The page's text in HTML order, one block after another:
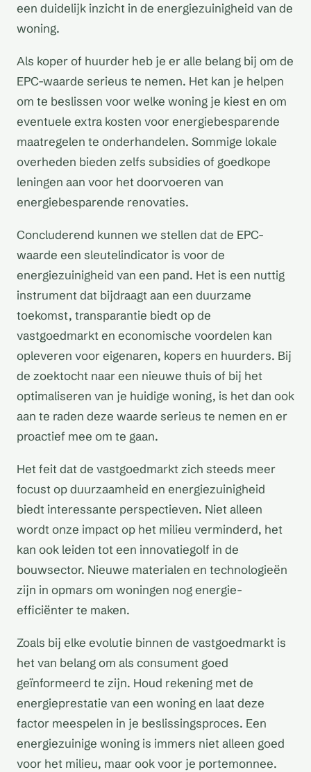
een duidelijk inzicht in de energiezuinigheid van de
woning.
Als koper of huurder heb je er alle belang bij om de
EPC-waarde serieus te nemen. Het kan je helpen
om te beslissen voor welke woning je kiest en om
eventuele extra kosten voor energiebesparende
maatregelen te onderhandelen. Sommige lokale
overheden bieden zelfs subsidies of goedkope
leningen aan voor het doorvoeren van
energiebesparende renovaties.
Concluderend kunnen we stellen dat de EPC-
waarde een sleutelindicator is voor de
energiezuinigheid van een pand. Het is een nuttig
instrument dat bijdraagt aan een duurzame
toekomst, transparantie biedt op de
vastgoedmarkt en economische voordelen kan
opleveren voor eigenaren, kopers en huurders. Bij
de zoektocht naar een nieuwe thuis of bij het
optimaliseren van je huidige woning, is het dan ook
aan te raden deze waarde serieus te nemen en er
proactief mee om te gaan.
Het feit dat de vastgoedmarkt zich steeds meer
focust op duurzaamheid en energiezuinigheid
biedt interessante perspectieven. Niet alleen
wordt onze impact op het milieu verminderd, het
kan ook leiden tot een innovatiegolf in de
bouwsector. Nieuwe materialen en technologieën
zijn in opmars om woningen nog energie-
efficiënter te maken.
Zoals bij elke evolutie binnen de vastgoedmarkt is
het van belang om als consument goed
geïnformeerd te zijn. Houd rekening met de
energieprestatie van een woning en laat deze
factor meespelen in je beslissingsproces. Een
energiezuinige woning is immers niet alleen goed
voor het milieu, maar ook voor je portemonnee.